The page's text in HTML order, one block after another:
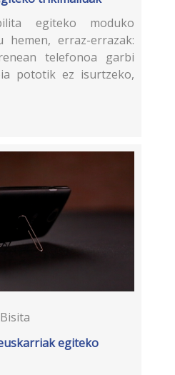
egiteko moduko
hemen, erraz-errazak:
telefonoa garbi
pototik ez isurtzeko,
egiteko